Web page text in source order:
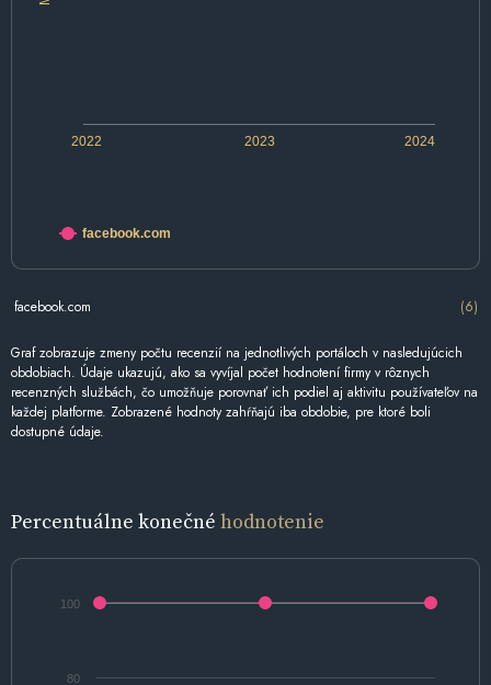
2022 2023 2024
facebook.com
facebook.com (6)
Graf zobrazuje zmeny počtu recenzií na jednotlivých portáloch v nasledujúcich
obdobiach. Údaje ukazujú, ako sa vyvíjal počet hodnotení firmy v rôznych
recenzných službách, čo umožňuje porovnať ich podiel aj aktivitu používateľov na
každej platforme. Zobrazené hodnoty zahŕňajú iba obdobie, pre ktoré boli
dostupné údaje.
Percentuálne konečné hodnotenie
80
100